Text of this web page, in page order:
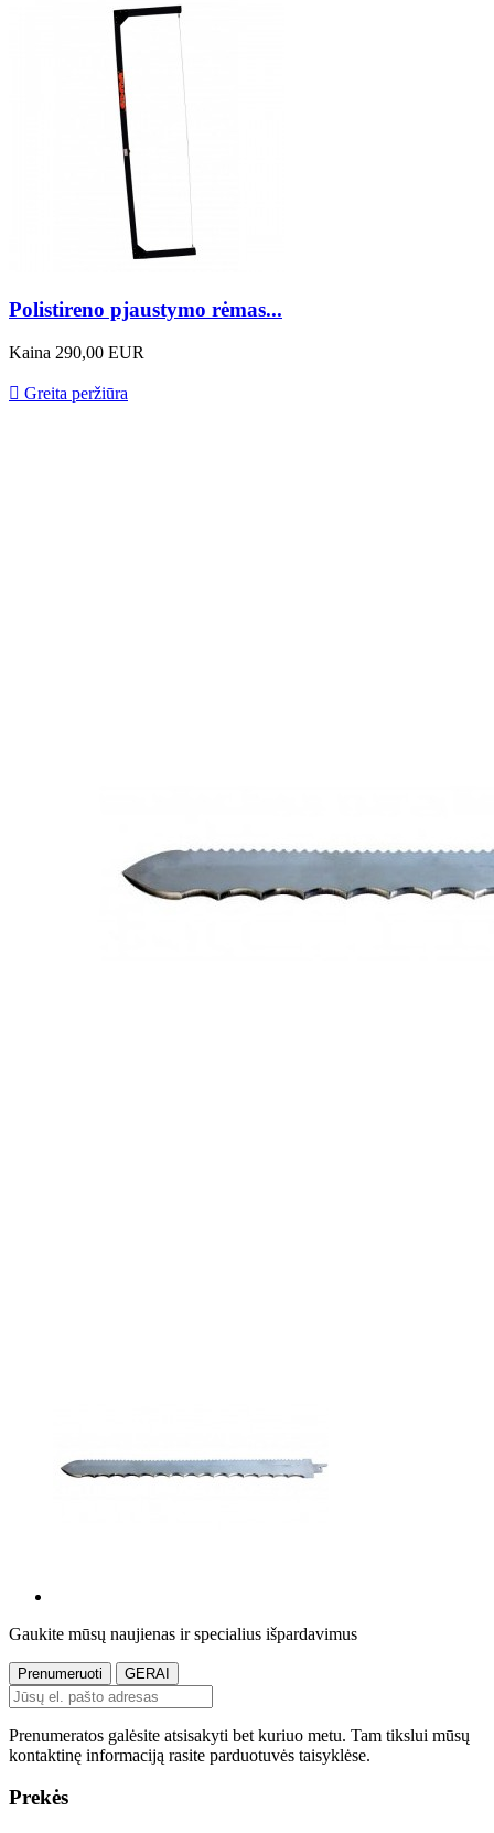
Polistireno pjaustymo rėmas...
Kaina 290,00 EUR
 Greita peržiūra
Gaukite mūsų naujienas ir specialius išpardavimus
Prenumeratos galėsite atsisakyti bet kuriuo metu. Tam tikslui mūsų
kontaktinę informaciją rasite parduotuvės taisyklėse.
Prekės